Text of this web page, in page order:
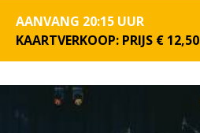
AANVANG 20:15 UUR
KAARTVERKOOP: PRIJS € 12,50